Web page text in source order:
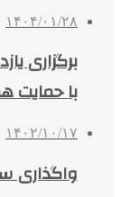
۱۴۰۴/۰۱/۲۸
برگزاری
با حمایت
۱۴۰۲/۱۰/۱۷
واگذاری